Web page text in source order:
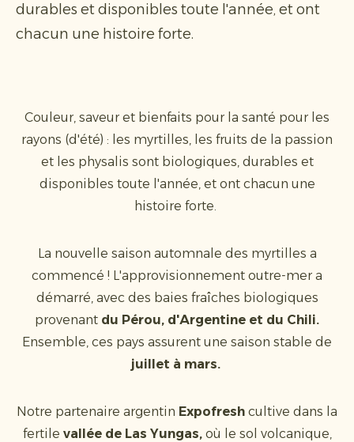
durables et disponibles toute l'année, et ont
chacun une histoire forte.
Couleur, saveur et bienfaits pour la santé pour les
rayons (d'été) : les myrtilles, les fruits de la passion
et les physalis sont biologiques, durables et
disponibles toute l'année, et ont chacun une
histoire forte.
La nouvelle saison automnale des myrtilles a
commencé ! L'approvisionnement outre-mer a
démarré, avec des baies fraîches biologiques
provenant du Pérou, d'Argentine et du Chili.
Ensemble, ces pays assurent une saison stable de
juillet à mars.
Notre partenaire argentin Expofresh cultive dans la
fertile vallée de Las Yungas,où le sol volcanique,